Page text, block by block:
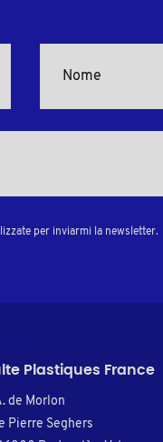
per inviarmi la newsletter.
Plastiques France
de Morlon
Pierre Seghers